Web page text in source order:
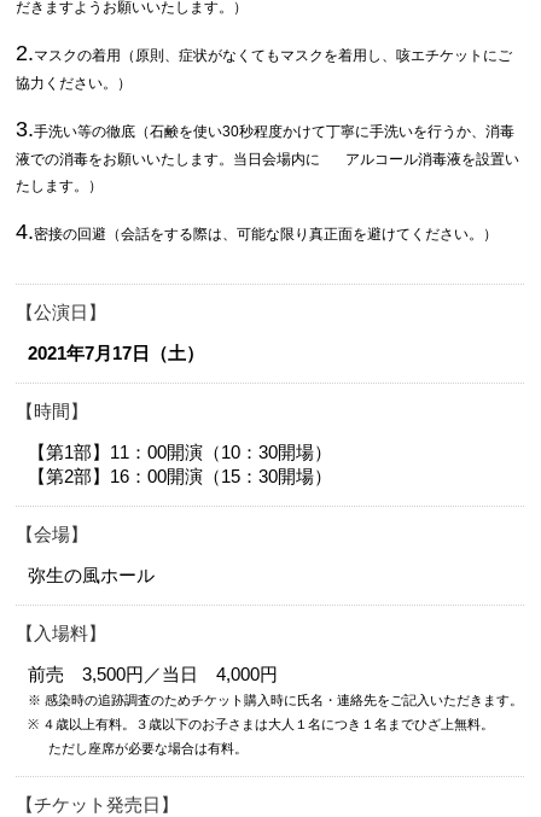
だきますようお願いいたします。）
2.マスクの着用（原則、症状がなくてもマスクを着用し、咳エチケットにご
協力ください。）
3.手洗い等の徹底（石鹸を使い30秒程度かけて丁寧に手洗いを行うか、消毒
液での消毒をお願いいたします。当日会場内に アルコール消毒液を設置い
たします。）
4.密接の回避（会話をする際は、可能な限り真正面を避けてください。）
公演日
2021年7月17日（土）
時間
【第1部】11：00開演（10：30開場）
【第2部】16：00開演（15：30開場）
会場
弥生の風ホール
入場料
前売 3,500円／当日 4,000円
※ 感染時の追跡調査のためチケット購入時に氏名・連絡先をご記入いただきます。
※ ４歳以上有料。３歳以下のお子さまは大人１名につき１名までひざ上無料。
ただし座席が必要な場合は有料。
チケット発売日